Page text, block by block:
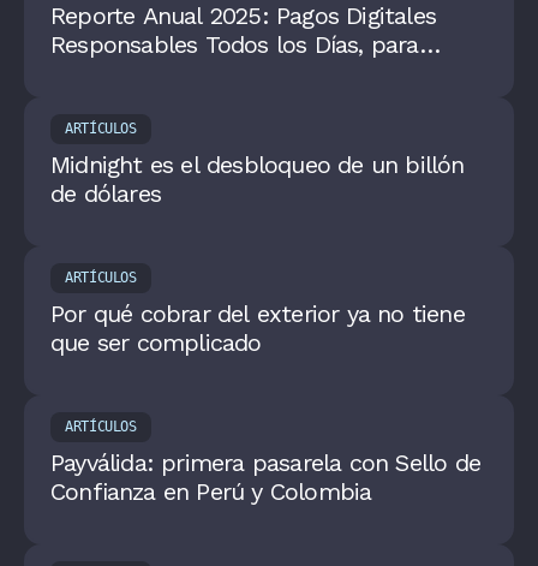
Reporte Anual 2025: Pagos Digitales
Responsables Todos los Días, para
ARTÍCULOS
Midnight es el desbloqueo de un billón
de dólares
ARTÍCULOS
Por qué cobrar del exterior ya no tiene
que ser complicado
ARTÍCULOS
Payválida: primera pasarela con Sello de
Confianza en Perú y Colombia